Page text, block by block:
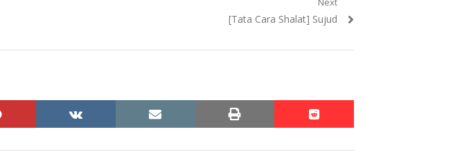
Next
[Tata Cara Shalat] Sujud
pinterest vkontakte email print reddit
reddit